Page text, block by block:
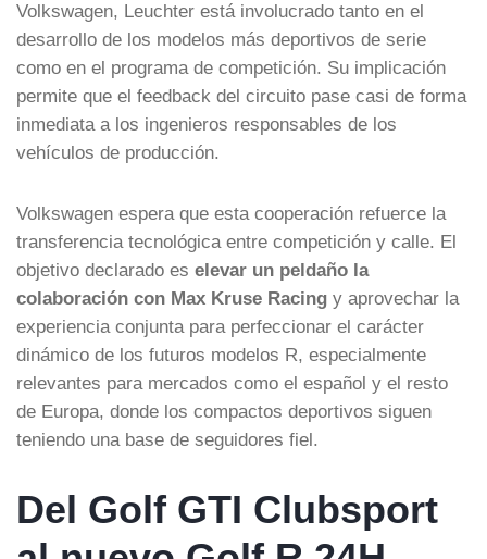
Volkswagen, Leuchter está involucrado tanto en el
desarrollo de los modelos más deportivos de serie
como en el programa de competición. Su implicación
permite que el feedback del circuito pase casi de forma
inmediata a los ingenieros responsables de los
vehículos de producción.
Volkswagen espera que esta cooperación refuerce la
transferencia tecnológica entre competición y calle. El
objetivo declarado es elevar un peldaño la
colaboración con Max Kruse Racing y aprovechar la
experiencia conjunta para perfeccionar el carácter
dinámico de los futuros modelos R, especialmente
relevantes para mercados como el español y el resto
de Europa, donde los compactos deportivos siguen
teniendo una base de seguidores fiel.
Del Golf GTI Clubsport